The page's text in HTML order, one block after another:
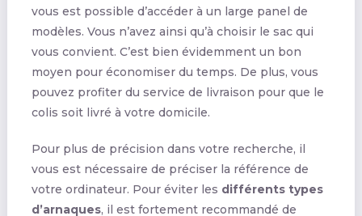
vous est possible d’accéder à un large panel de
modèles. Vous n’avez ainsi qu’à choisir le sac qui
vous convient. C’est bien évidemment un bon
moyen pour économiser du temps. De plus, vous
pouvez profiter du service de livraison pour que le
colis soit livré à votre domicile.
Pour plus de précision dans votre recherche, il
vous est nécessaire de préciser la référence de
votre ordinateur. Pour éviter les différents types
d’arnaques, il est fortement recommandé de